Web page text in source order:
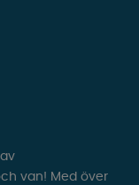
van! Med över